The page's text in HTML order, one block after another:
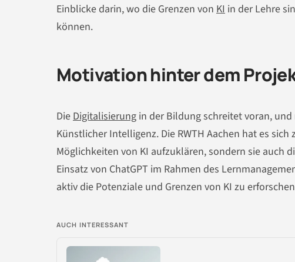
Einblicke darin, wo die Grenzen von KI in der Lehre
können.
Motivation hinter dem
Die Digitalisierung in der Bildung schreitet voran,
Künstlicher Intelligenz. Die RWTH Aachen hat es
Möglichkeiten von KI aufzuklären, sondern sie auch
Einsatz von ChatGPT im Rahmen des
aktiv die Potenziale und Grenzen von KI zu
AUCH INTERESSANT